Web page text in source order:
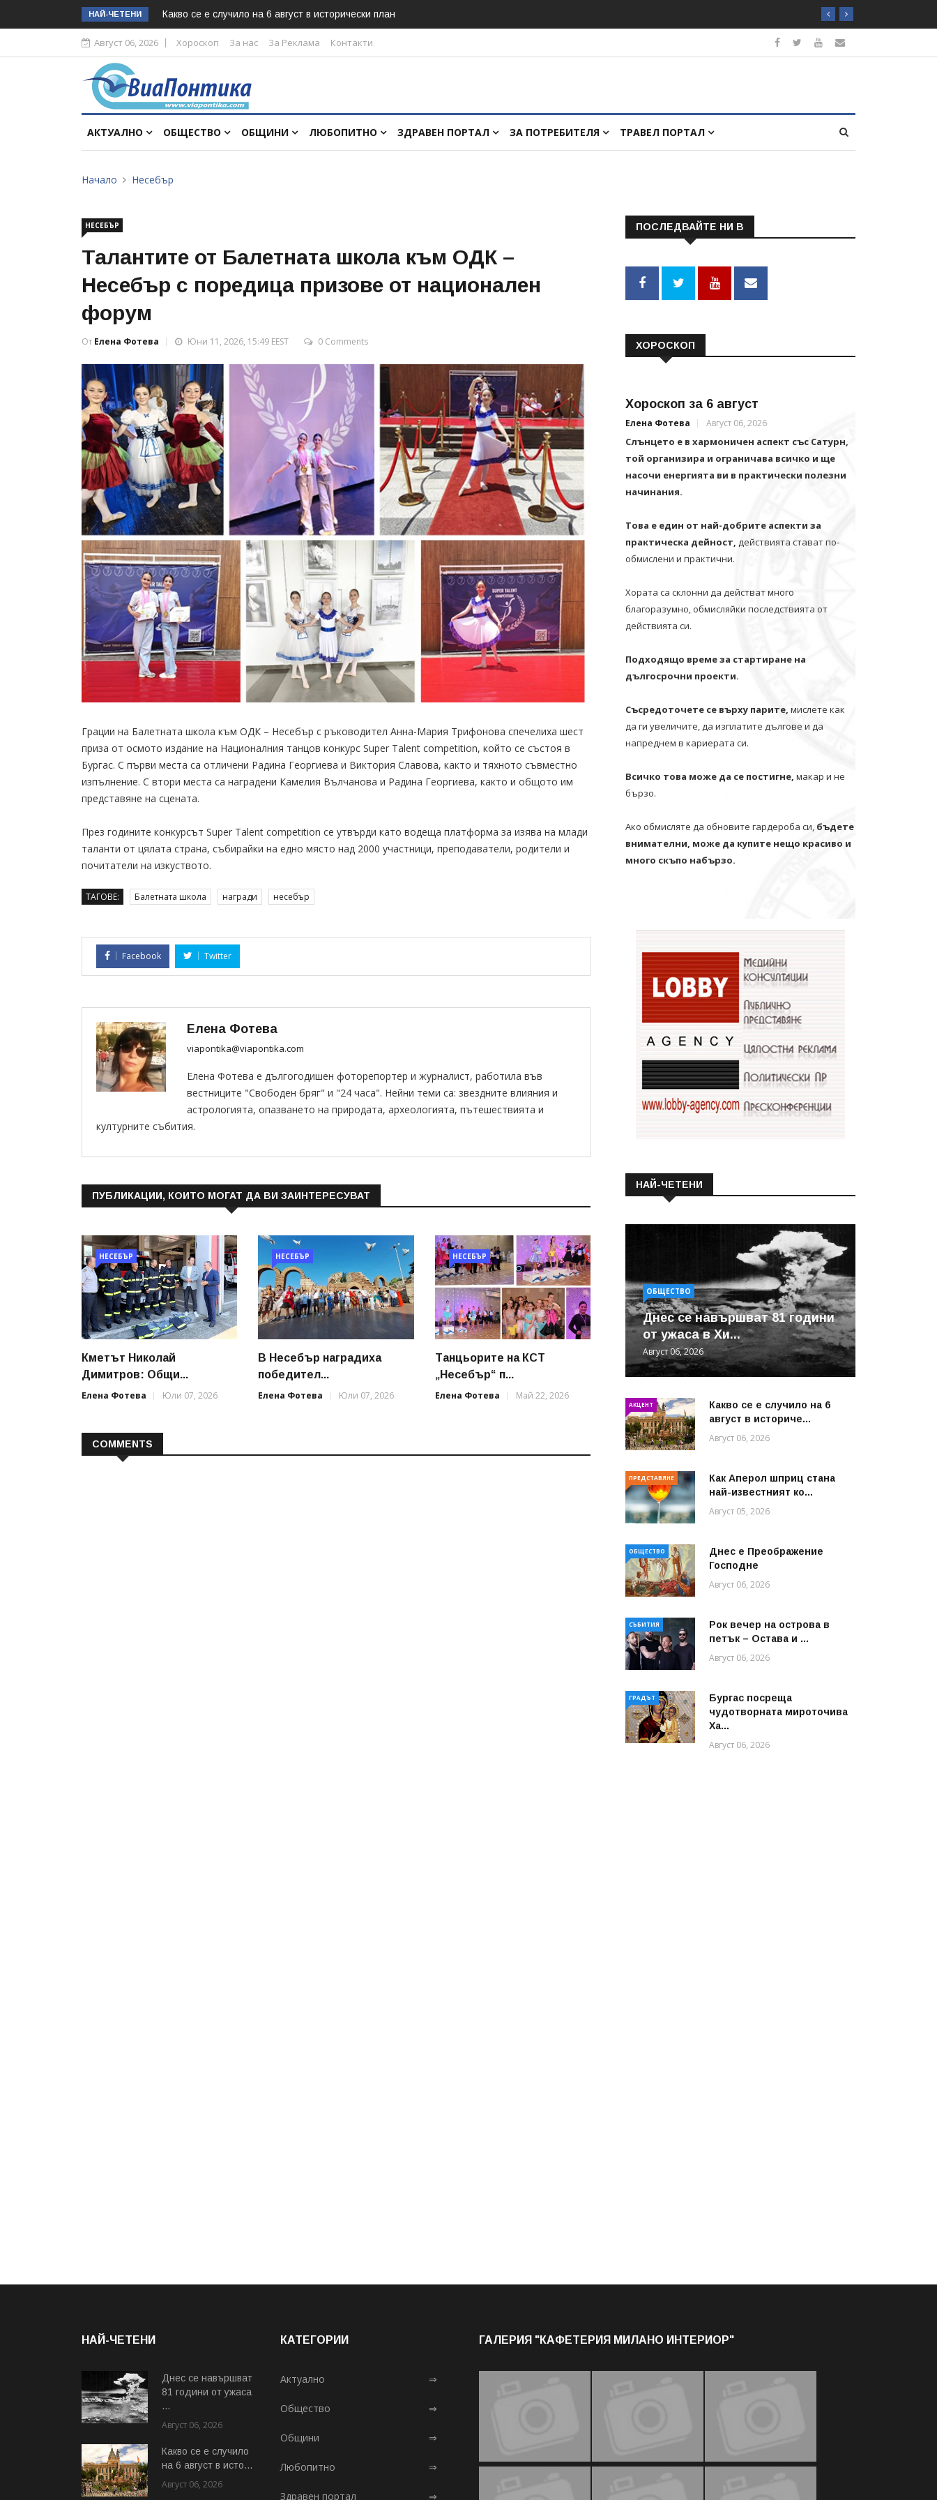
НАЙ-ЧЕТЕНИ Какво се е случило на 6 август в исторически план
Август 06, 2026 Хороскоп За нас За Реклама Контакти
АКТУАЛНО ОБЩЕСТВО ОБЩИНИ ЛЮБОПИТНО ЗДРАВЕН ПОРТАЛ ЗА ПОТРЕБИТЕЛЯ ТРАВЕЛ ПОРТАЛ
Начало Несебър
НЕСЕБЪР
Талантите от Балетната школа към ОДК –
Несебър с поредица призове от национален
форум
От Елена Фотева Юни 11, 2026, 15:49 EEST 0 Comments
Грации на Балетната школа към ОДК – Несебър с ръководител Анна-Мария Трифонова спечелиха шест
приза от осмото издание на Националния танцов конкурс Super Talent competition, който се състоя в
Бургас. С първи места са отличени Радина Георгиева и Виктория Славова, както и тяхното съвместно
изпълнение. С втори места са наградени Камелия Вълчанова и Радина Георгиева, както и общото им
представяне на сцената.
През годините конкурсът Super Talent competition се утвърди като водеща платформа за изява на млади
таланти от цялата страна, събирайки на едно място над 2000 участници, преподаватели, родители и
почитатели на изкуството.
ТАГОВЕ: Балетната школа награди несебър
Facebook Twitter
Елена Фотева
viapontika@viapontika.com
Елена Фотева е дългогодишен фоторепортер и журналист, работила във
вестниците "Свободен бряг" и "24 часа". Нейни теми са: звездните влияния и
астрологията, опазването на природата, археологията, пътешествията и
културните събития.
ПУБЛИКАЦИИ, КОИТО МОГАТ ДА ВИ ЗАИНТЕРЕСУВАТ
НЕСЕБЪР
Кметът Николай
Димитров: Общи...
Елена Фотева
Юли 07, 2026
НЕСЕБЪР
В Несебър наградиха
победител...
Елена Фотева
Юли 07, 2026
НЕСЕБЪР
Танцьорите на КСТ
„Несебър“ п...
Елена Фотева
Май 22, 2026
COMMENTS
ПОСЛЕДВАЙТЕ НИ В
ХОРОСКОП
Хороскоп за 6 август
Елена Фотева Август 06, 2026
Слънцето е в хармоничен аспект със Сатурн,
той организира и ограничава всичко и щe
насочи енергията ви в практически полезни
начинания.
Това е един от най-добрите аспекти за
практическа дейност, действията стават по-
обмислени и практични.
Хората са склонни да действат много
благоразумно, обмисляйки последствията от
действията си.
Подходящо време за стартиране на
дългосрочни проекти.
Съсредоточете се върху парите, мислете как
да ги увеличите, да изплатите дългове и да
напреднем в кариерата си.
Всичко това може да се постигне, макар и не
бързо.
Ако обмисляте да обновите гардероба си, бъдете
внимателни, може да купите нещо красиво и
много скъпо набързо.
НАЙ-ЧЕТЕНИ
ОБЩЕСТВО
Днес се навършват 81 години
от ужаса в Хи...
Август 06, 2026
АКЦЕНТ
Какво се е случило на 6
август в историче...
Август 06, 2026
ПРЕДСТАВЯНЕ
Как Аперол шприц стана
най-известният ко...
Август 05, 2026
ОБЩЕСТВО
Днес е Преображение
Господне
Август 06, 2026
СЪБИТИЯ
Рок вечер на острова в
петък – Остава и ...
Август 06, 2026
ГРАДЪТ
Бургас посреща
чудотворната мироточива
Ха...
Август 06, 2026
НАЙ-ЧЕТЕНИ
Днес се навършват
81 години от ужаса
...
Август 06, 2026
Какво се е случило
на 6 август в исто...
Август 06, 2026
КАТЕГОРИИ
Актуално ⇒
Общество ⇒
Общини ⇒
Любопитно ⇒
Здравен портал ⇒
ГАЛЕРИЯ "КАФЕТЕРИЯ МИЛАНО ИНТЕРИОР"